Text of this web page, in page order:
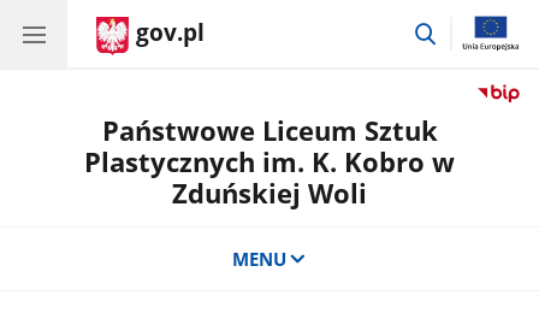
gov.pl
przejdź
Państwowe Liceum Sztuk
Plastycznych im. K. Kobro w
Zduńskiej Woli
MENU